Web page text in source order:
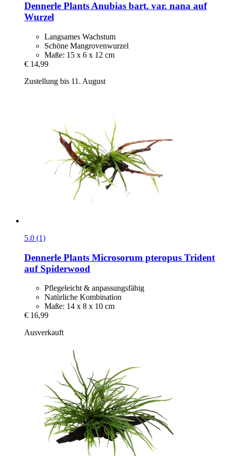
Dennerle PlantsAnubias bart. var. nana auf
Wurzel
Langsames Wachstum
Schöne Mangrovenwurzel
Maße: 15 x 6 x 12 cm
€ 14,99
Zustellung bis 11. August
5.0 (1)
Dennerle Plants Microsorum pteropus Trident
auf Spiderwood
Pflegeleicht & anpassungsfähig
Natürliche Kombination
Maße: 14 x 8 x 10 cm
€ 16,99
Ausverkauft